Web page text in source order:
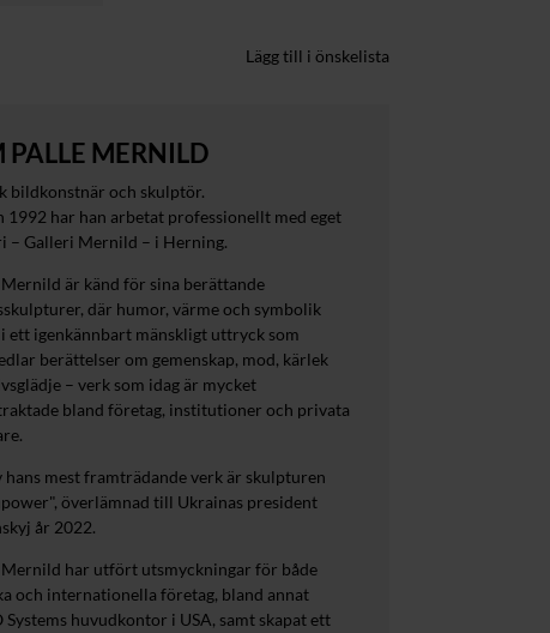
Lägg till i önskelista
PALLE MERNILD
bildkonstnär och skulptör.
1992 har han arbetat professionellt med eget
– Galleri Mernild – i Herning.
är känd för sina berättande
där humor, värme och symbolik
ett igenkännbart mänskligt uttryck som
berättelser om gemenskap, mod, kärlek
– verk som idag är mycket
bland företag, institutioner och privata
hans mest framträdande verk är skulpturen
överlämnad till Ukrainas president
år 2022.
Mernild har utfört utsmyckningar för både
och internationella företag, bland annat
Systems huvudkontor i USA, samt skapat ett